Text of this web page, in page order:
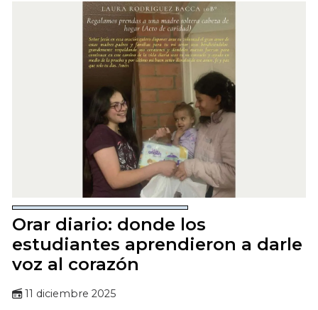
Orar diario: donde los
estudiantes aprendieron a darle
voz al corazón
11 diciembre 2025